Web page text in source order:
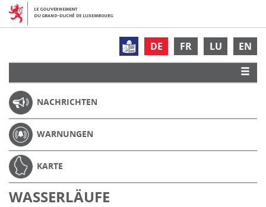
DE FR LU EN
NACHRICHTEN
WARNUNGEN
KARTE
WASSERLÄUFE